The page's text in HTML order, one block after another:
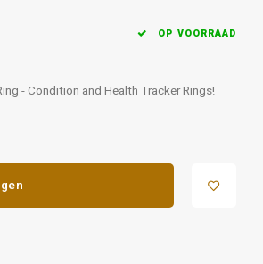
OP VOORRAAD
- Condition and Health Tracker Rings!